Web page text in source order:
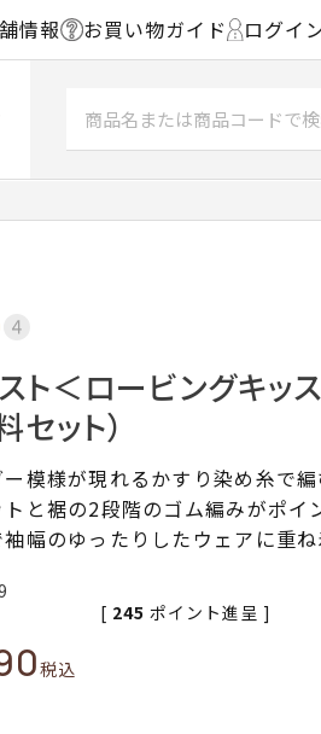
情報 お買い物ガイド ログイ
ト＜ロービングキッ
セット）
模様が現れるかすり染め糸で
と裾の2段階のゴム編みがポイ
幅のゆったりしたウェアに重ね
税込
[ 245 ポイント進呈 ]